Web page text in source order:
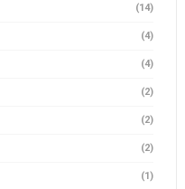
(14)
(4)
(4)
(2)
(2)
(2)
(1)